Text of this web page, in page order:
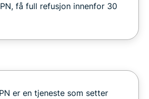
få full refusjon innenfor 30
er en tjeneste som setter